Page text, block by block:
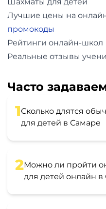
Лучшие цены на
промокоды
Рейтинги онлайн-школ
Реальные отзывы
Часто
1Сколько длятся
для детей в Самаре
2Можно ли пройти
для детей онлайн в